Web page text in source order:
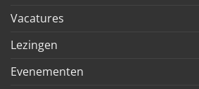
Vacatures
Lezingen
Evenementen